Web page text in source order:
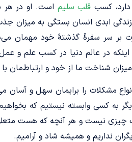
کسب قلب سلیم است. او در هر
ابدی انسان بستگی به میزان جذب
بر سر سفرۀ گذشتۀ خود مهمان
شناخت ما از خود و ارتباط‌مان با
مشکلات را برایمان سهل و
به کسی وابسته نیستیم که بخواهیم
چیزی نیست و هر آنچه که هست
نداریم و همیشه شاد و آرامیم.